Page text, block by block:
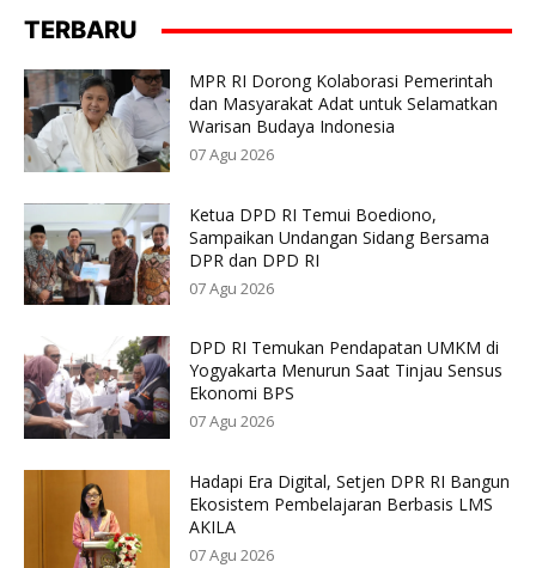
TERBARU
MPR RI Dorong Kolaborasi Pemerintah
dan Masyarakat Adat untuk Selamatkan
Warisan Budaya Indonesia
07 Agu 2026
Ketua DPD RI Temui Boediono,
Sampaikan Undangan Sidang Bersama
DPR dan DPD RI
07 Agu 2026
DPD RI Temukan Pendapatan UMKM di
Yogyakarta Menurun Saat Tinjau Sensus
Ekonomi BPS
07 Agu 2026
Hadapi Era Digital, Setjen DPR RI Bangun
Ekosistem Pembelajaran Berbasis LMS
AKILA
07 Agu 2026